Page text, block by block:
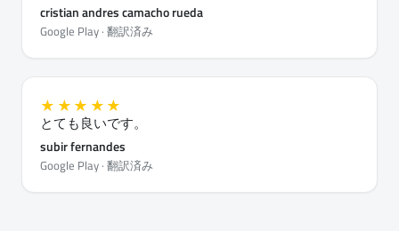
cristian andres camacho rueda
Google Play · 翻訳済み
★★★★★
とても良いです。
subir fernandes
Google Play · 翻訳済み